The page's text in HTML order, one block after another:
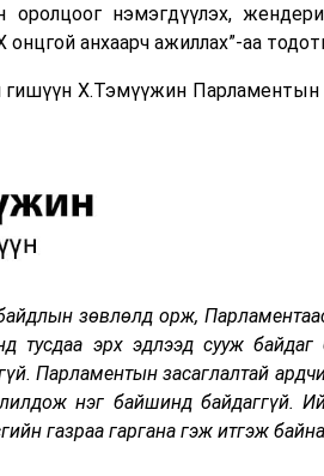
оролцоог нэмэгдүүлэх,
анхаарч ажиллах”-аа
Х.Тэмүүжин Парламентын
зөвлөлд орж,
тусдаа эрх эдлээд сууж байдаг
Парламентын засаглалтай
нэг байшинд байдаггүй.
газраа гаргана гэж итгэж